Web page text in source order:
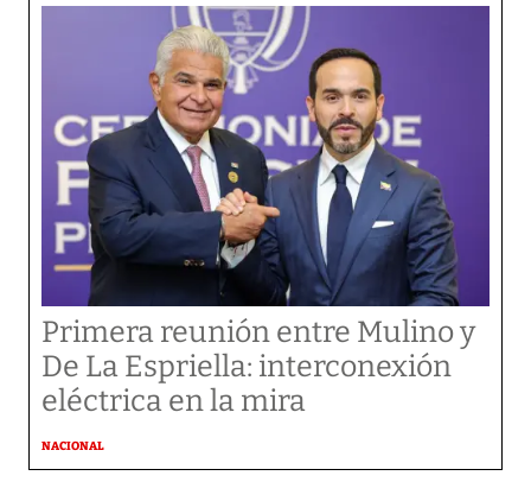
Primera reunión entre Mulino y
De La Espriella: interconexión
eléctrica en la mira
NACIONAL